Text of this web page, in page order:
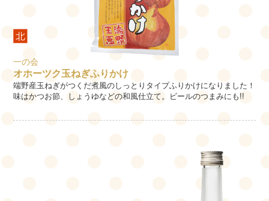
一の会
オホーツク玉ねぎふりかけ
端野産玉ねぎがつくだ煮風のしっとりタイプふりかけになりました！
味はかつお節、しょうゆなどの和風仕立て。ビールのつまみにも!!